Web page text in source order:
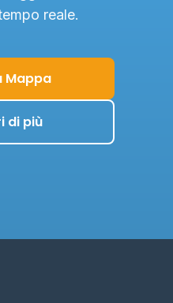
reale.
Mappa
di più